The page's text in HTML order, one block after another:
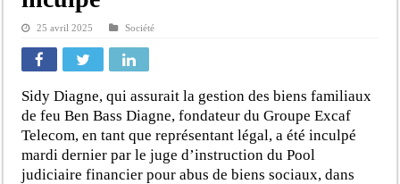
25 avril 2025 Société
Sidy Diagne, qui assurait la gestion des biens familiaux
de feu Ben Bass Diagne, fondateur du Groupe Excaf
Telecom, en tant que représentant légal, a été inculpé
mardi dernier par le juge d’instruction du Pool
judiciaire financier pour abus de biens sociaux, dans